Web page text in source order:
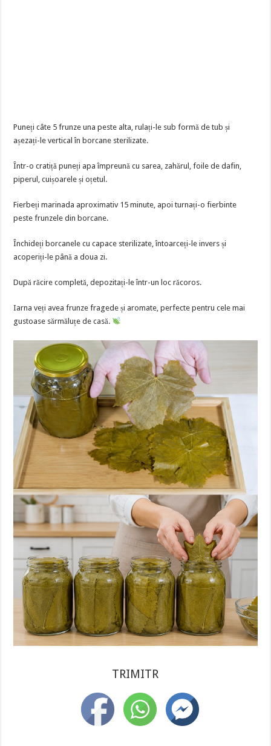
Puneți câte 5 frunze una peste alta, rulați-le sub formă de tub și
așezați-le vertical în borcane sterilizate.
Într-o cratiță puneți apa împreună cu sarea, zahărul, foile de dafin,
piperul, cuișoarele și oțetul.
Fierbeți marinada aproximativ 15 minute, apoi turnați-o fierbinte
peste frunzele din borcane.
Închideți borcanele cu capace sterilizate, întoarceți-le invers și
acoperiți-le până a doua zi.
După răcire completă, depozitați-le într-un loc răcoros.
Iarna veți avea frunze fragede și aromate, perfecte pentru cele mai
gustoase sărmăluțe de casă.
TRIMITR